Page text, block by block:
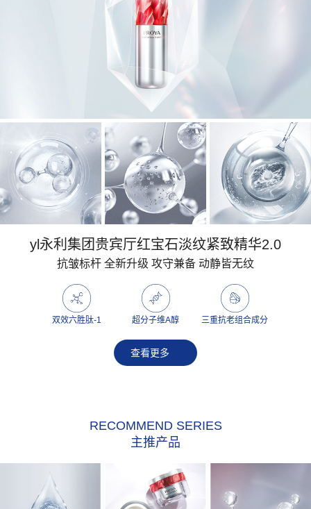
yl永利集团贵宾厅红宝石淡纹紧致精华2.0
抗皱标杆 全新升级 攻守兼备 动静皆无纹
双效六胜肽-1 超分子维A醇 三重抗老组合成分
查看更多
RECOMMEND SERIES
主推产品